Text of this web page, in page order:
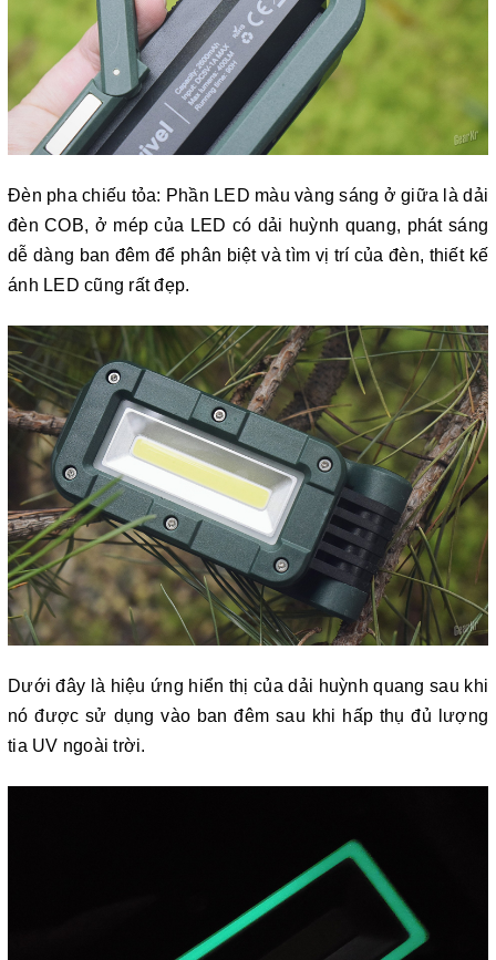
Đèn pha chiếu tỏa: Phần LED màu vàng sáng ở giữa là dải
đèn COB, ở mép của LED có dải huỳnh quang, phát sáng
dễ dàng ban đêm để phân biệt và tìm vị trí của đèn, thiết kế
ánh LED cũng rất đẹp.
Dưới đây là hiệu ứng hiển thị của dải huỳnh quang sau khi
nó được sử dụng vào ban đêm sau khi hấp thụ đủ lượng
tia UV ngoài trời.